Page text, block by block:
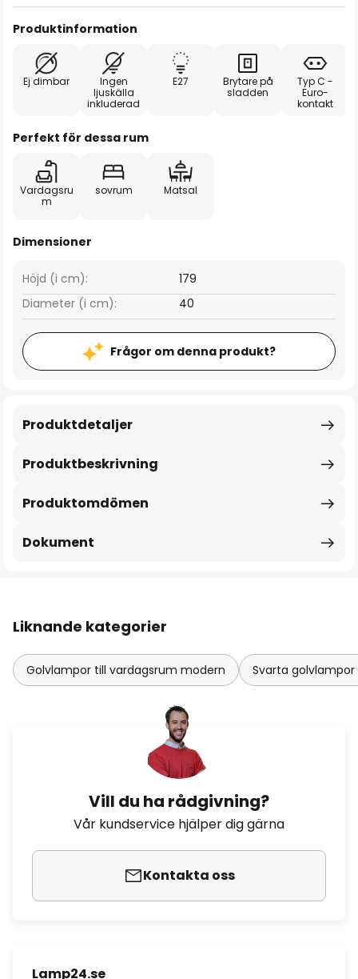
Produktinformation
Ej dimbar
Ingen
ljuskälla
inkluderad
E27
Brytare på
sladden
Typ C -
Euro-
kontakt
Perfekt för dessa rum
Vardagsru
m
sovrum Matsal
Dimensioner
Höjd (i cm):
179
Diameter (i cm):
40
Frågor om denna produkt?
Produktbeskrivning
Produktdetaljer
Produktomdömen
Dokument
Liknande kategorier
Golvlampor till vardagsrum modern Svarta
Vill du ha rådgivning?
Vår kundservice hjälper dig gärna
Kontakta oss
Lamp24.se